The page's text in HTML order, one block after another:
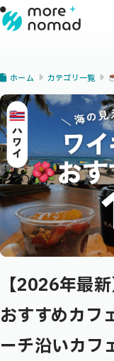
ホーム カテゴリ一覧
【2026年最
おすすめカフ
ーチ沿いカフ